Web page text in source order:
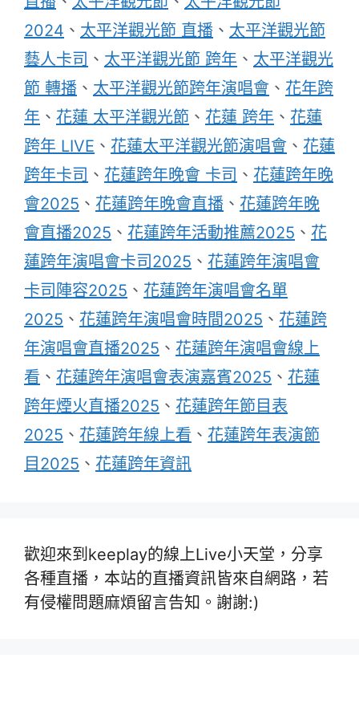
2024 、 太平洋觀光節 直播 、 太平洋觀光節
藝人卡司 、 太平洋觀光節 跨年 、 太平洋觀光
節 轉播 、 太平洋觀光節跨年演唱會 、 花年跨
年 、 花蓮 太平洋觀光節 、 花蓮 跨年 、 花蓮
跨年 LIVE 、 花蓮太平洋觀光節演唱會 、 花蓮
跨年卡司 、 花蓮跨年晚會 卡司 、 花蓮跨年晚
會2025 、 花蓮跨年晚會直播 、 花蓮跨年晚
會直播2025 、 花蓮跨年活動推薦2025 、 花
蓮跨年演唱會卡司2025 、 花蓮跨年演唱會
卡司陣容2025 、 花蓮跨年演唱會名單
2025 、 花蓮跨年演唱會時間2025 、 花蓮跨
年演唱會直播2025 、 花蓮跨年演唱會線上
看 、 花蓮跨年演唱會表演嘉賓2025 、 花蓮
跨年煙火直播2025 、 花蓮跨年節目表
2025 、 花蓮跨年線上看 、 花蓮跨年表演節
目2025 、 花蓮跨年資訊
歡迎來到keeplay的線上Live小天堂，分享
各種直播，本站的直播資訊皆來自網路，若
有侵權問題麻煩留言告知。謝謝:)